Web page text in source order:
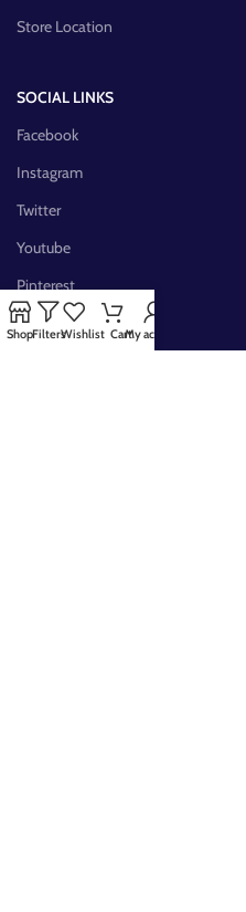
Store Location
SOCIAL LINKS
Facebook
Instagram
Twitter
Youtube
Pinterest
FB Group
ShopFiltersWishlist CartMy account